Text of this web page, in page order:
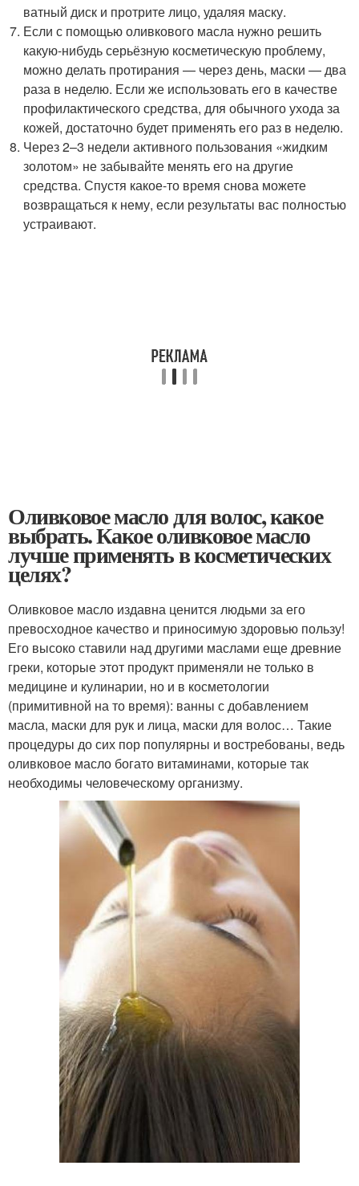
ватный диск и протрите лицо, удаляя маску.
Если с помощью оливкового масла нужно решить
какую-нибудь серьёзную косметическую проблему,
можно делать протирания — через день, маски — два
раза в неделю. Если же использовать его в качестве
профилактического средства, для обычного ухода за
кожей, достаточно будет применять его раз в неделю.
Через 2–3 недели активного пользования «жидким
золотом» не забывайте менять его на другие
средства. Спустя какое-то время снова можете
возвращаться к нему, если результаты вас полностью
устраивают.
Оливковое масло для волос, какое
выбрать. Какое оливковое масло
лучше применять в косметических
целях?
Оливковое масло издавна ценится людьми за его
превосходное качество и приносимую здоровью пользу!
Его высоко ставили над другими маслами еще древние
греки, которые этот продукт применяли не только в
медицине и кулинарии, но и в косметологии
(примитивной на то время): ванны с добавлением
масла, маски для рук и лица, маски для волос… Такие
процедуры до сих пор популярны и востребованы, ведь
оливковое масло богато витаминами, которые так
необходимы человеческому организму.